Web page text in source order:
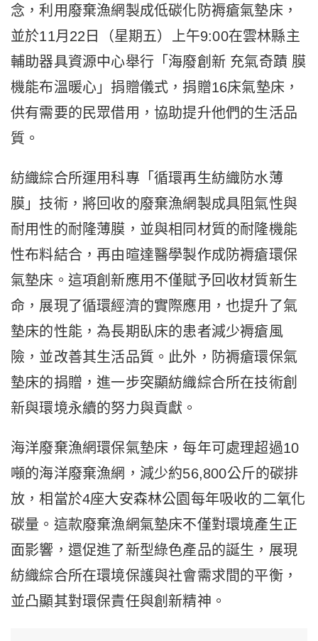
念，利用廢棄漁網製成低碳化防褥瘡氣墊床，
並於11月22日（星期五）上午9:00在雲林縣主
輔助器具資源中心舉行「海廢創新 充氣奇蹟 膜
機能布溫暖心」捐贈儀式，捐贈16床氣墊床，
供有需要的民眾借用，協助提升他們的生活品
質。
紡織綜合所運用科專「循環再生紡織防水薄
膜」技術，將回收的廢棄漁網製成具阻氣性與
耐用性的耐隆薄膜，並與相同材質的耐隆機能
性布料結合，再由暄達醫學製作成防褥瘡環保
氣墊床。這項創新應用不僅賦予回收材質新生
命，展現了循環經濟的實際應用，也提升了氣
墊床的性能，為長期臥床的患者減少褥瘡風
險，並改善其生活品質。此外，防褥瘡環保氣
墊床的捐贈，進一步突顯紡織綜合所在技術創
新與環境永續的努力與貢獻。
海洋廢棄漁網環保氣墊床，每年可處理超過10
噸的海洋廢棄漁網，減少約56,800公斤的碳排
放，相當於4座大安森林公園每年吸收的二氧化
碳量。這款廢棄漁網氣墊床不僅對環境產生正
面影響，還促進了新型綠色產品的誕生，展現
紡織綜合所在環境保護與社會需求間的平衡，
並凸顯其對環保責任與創新精神。